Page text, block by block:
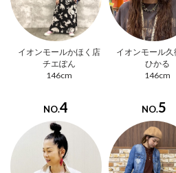
イオンモールかほく店
チエぽん
146cm
イオンモール
ひかる
146cm
NO.4 NO.5